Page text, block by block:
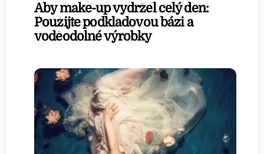
Aby make-up vydržel celý den:
Použijte podkladovou bázi a
voděodolné výrobky